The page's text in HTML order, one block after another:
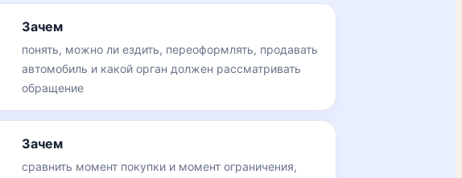
Зачем
понять, можно ли ездить, переоформлять, продавать
автомобиль и какой орган должен рассматривать
обращение
Зачем
сравнить момент покупки и момент ограничения,